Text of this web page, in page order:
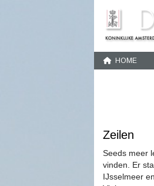
HOME
Zeilen
Seeds meer
vinden. Er
IJsselmeer